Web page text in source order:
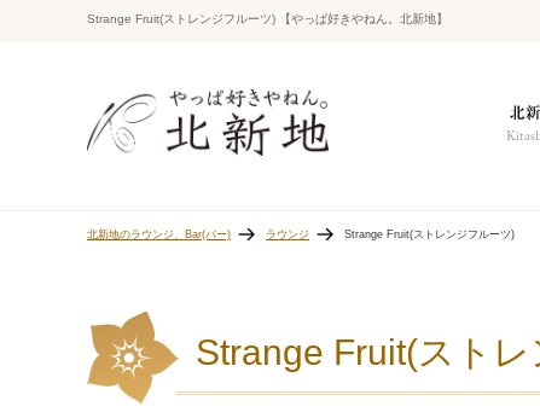
Strange Fruit(ストレンジフルーツ) 【やっぱ好きやねん。北新地】
北新地のラウンジ、Bar(バー) ラウンジ Strange Fruit(ストレンジフルーツ)
Strange Fruit(スト